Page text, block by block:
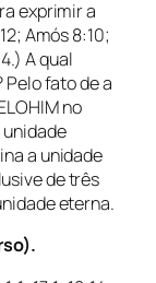
exprimir a
Amós 8:10;
A qual
fato de a
no
a unidade
de três
eterna.